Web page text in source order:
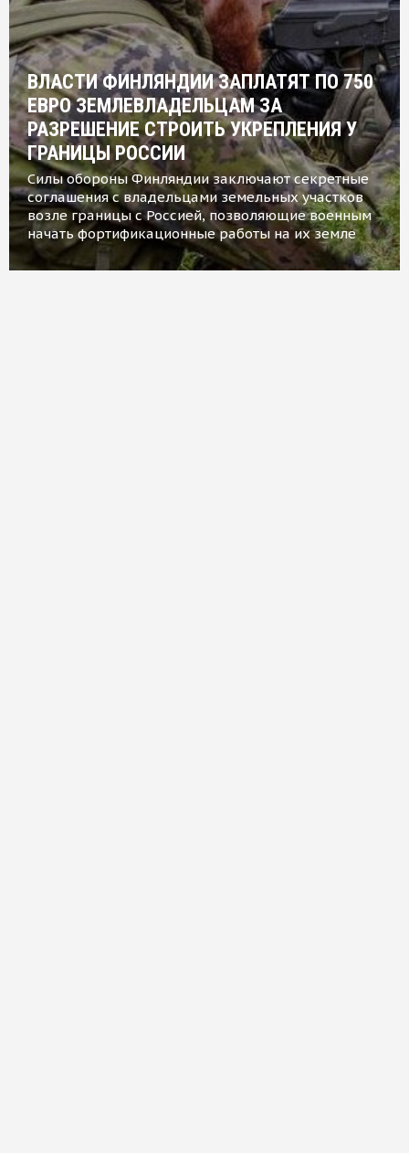
ВЛАСТИ ФИНЛЯНДИИ ЗАПЛАТЯТ ПО 750
ЕВРО ЗЕМЛЕВЛАДЕЛЬЦАМ ЗА
РАЗРЕШЕНИЕ СТРОИТЬ УКРЕПЛЕНИЯ У
ГРАНИЦЫ РОССИИ
Силы обороны Финляндии заключают секретные
соглашения с владельцами земельных участков
возле границы с Россией, позволяющие военным
начать фортификационные работы на их земле